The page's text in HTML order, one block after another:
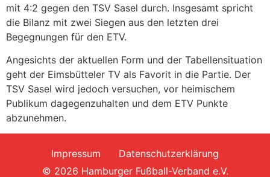
mit 4:2 gegen den TSV Sasel durch. Insgesamt spricht
die Bilanz mit zwei Siegen aus den letzten drei
Begegnungen für den ETV.
Angesichts der aktuellen Form und der Tabellensituation
geht der Eimsbütteler TV als Favorit in die Partie. Der
TSV Sasel wird jedoch versuchen, vor heimischem
Publikum dagegenzuhalten und dem ETV Punkte
abzunehmen.
Impressum
Datenschutzerklärung
© 2026 Hamburger Fußball-Verband e.V.